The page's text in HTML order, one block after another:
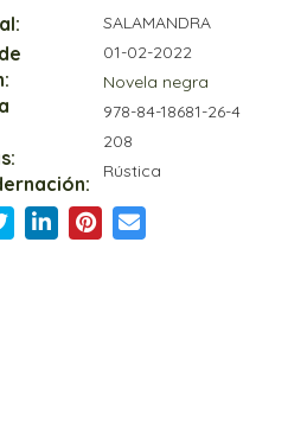
SALAMANDRA
01-02-2022
Novela negra
978-84-18681-26-4
208
Rústica